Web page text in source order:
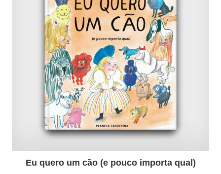
Eu quero um cão (e pouco importa qual)